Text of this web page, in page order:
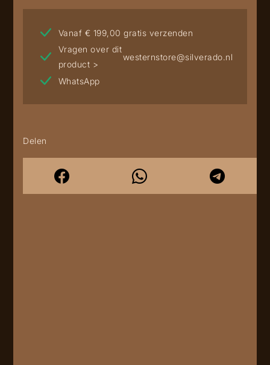
Vanaf € 199,00 gratis verzenden
Vragen over dit
product >
westernstore@silverado.nl
WhatsApp
Delen